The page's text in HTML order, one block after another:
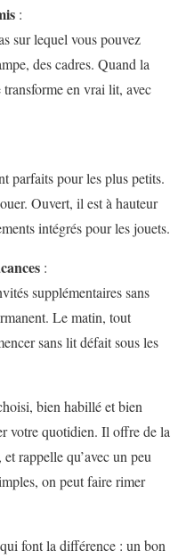
:
sur lequel vous pouvez
des cadres. Quand la
en vrai lit, avec
parfaits pour les plus petits.
Ouvert, il est à hauteur
intégrés pour les jouets.
:
supplémentaires sans
Le matin, tout
sans lit défait sous les
bien habillé et bien
votre quotidien. Il offre de la
rappelle qu’avec un peu
on peut faire rimer
font la différence : un bon